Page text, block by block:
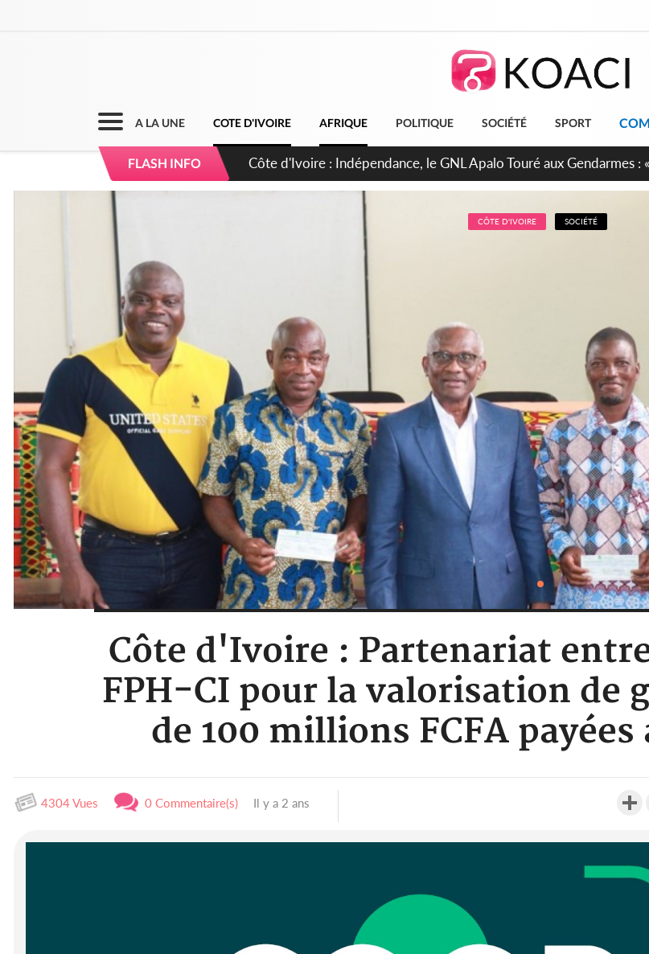
A LA UNE COTE D'IVOIRE AFRIQUE POLITIQUE SOCIÉTÉ SPORT
FLASH INFO
Sierra Leone : Un projet de réforme constitutionnelle en gestation,
d'avance
CÔTE D'IVOIRE SOCIÉTÉ
Côte d'Ivoire : Partenariat
FPH-CI pour la valorisation de
de 100 millions FCFA
4304 Vues 0 Commentaire(s) Il y a 2 ans